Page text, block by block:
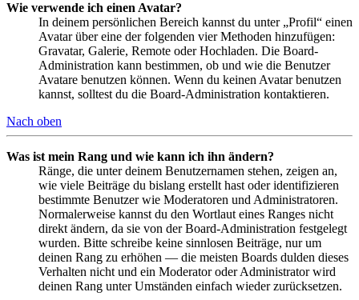
Wie verwende ich einen Avatar?
In deinem persönlichen Bereich kannst du unter „Profil“ einen
Avatar über eine der folgenden vier Methoden hinzufügen:
Gravatar, Galerie, Remote oder Hochladen. Die Board-
Administration kann bestimmen, ob und wie die Benutzer
Avatare benutzen können. Wenn du keinen Avatar benutzen
kannst, solltest du die Board-Administration kontaktieren.
Nach oben
Was ist mein Rang und wie kann ich ihn ändern?
Ränge, die unter deinem Benutzernamen stehen, zeigen an,
wie viele Beiträge du bislang erstellt hast oder identifizieren
bestimmte Benutzer wie Moderatoren und Administratoren.
Normalerweise kannst du den Wortlaut eines Ranges nicht
direkt ändern, da sie von der Board-Administration festgelegt
wurden. Bitte schreibe keine sinnlosen Beiträge, nur um
deinen Rang zu erhöhen — die meisten Boards dulden dieses
Verhalten nicht und ein Moderator oder Administrator wird
deinen Rang unter Umständen einfach wieder zurücksetzen.